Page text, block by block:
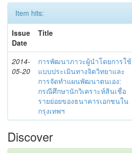
Item hits:
Issue
Date
Title
2014-
05-20
การพัฒนาภาวะผู้นำโดยการใช้
แบบประเมินทางจิตวิทยาและ
การจัดทำแผนพัฒนาตนเอง:
กรณีศึกษานักวิเคราะห์สินเชื่อ
รายย่อยของธนาคารเอกชนใน
กรุงเทพฯ
Discover